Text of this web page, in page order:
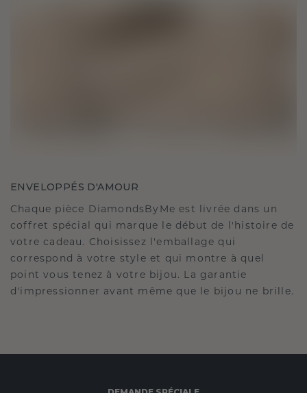
ENVELOPPÉS D'AMOUR
Chaque pièce DiamondsByMe est livrée dans un
coffret spécial qui marque le début de l'histoire de
votre cadeau. Choisissez l'emballage qui
correspond à votre style et qui montre à quel
point vous tenez à votre bijou. La garantie
d'impressionner avant même que le bijou ne brille.